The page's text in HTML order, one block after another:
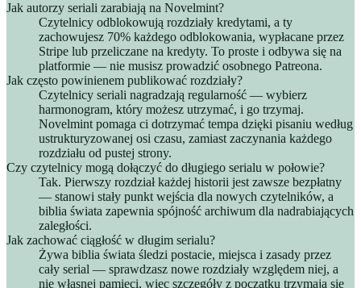
Jak autorzy seriali zarabiają na Novelmint?
Czytelnicy odblokowują rozdziały kredytami, a ty
zachowujesz 70% każdego odblokowania, wypłacane przez
Stripe lub przeliczane na kredyty. To proste i odbywa się na
platformie — nie musisz prowadzić osobnego Patreona.
Jak często powinienem publikować rozdziały?
Czytelnicy seriali nagradzają regularność — wybierz
harmonogram, który możesz utrzymać, i go trzymaj.
Novelmint pomaga ci dotrzymać tempa dzięki pisaniu według
ustrukturyzowanej osi czasu, zamiast zaczynania każdego
rozdziału od pustej strony.
Czy czytelnicy mogą dołączyć do długiego serialu w połowie?
Tak. Pierwszy rozdział każdej historii jest zawsze bezpłatny
— stanowi stały punkt wejścia dla nowych czytelników, a
biblia świata zapewnia spójność archiwum dla nadrabiających
zaległości.
Jak zachować ciągłość w długim serialu?
Żywa biblia świata śledzi postacie, miejsca i zasady przez
cały serial — sprawdzasz nowe rozdziały względem niej, a
nie własnej pamięci, więc szczegóły z początku trzymają się